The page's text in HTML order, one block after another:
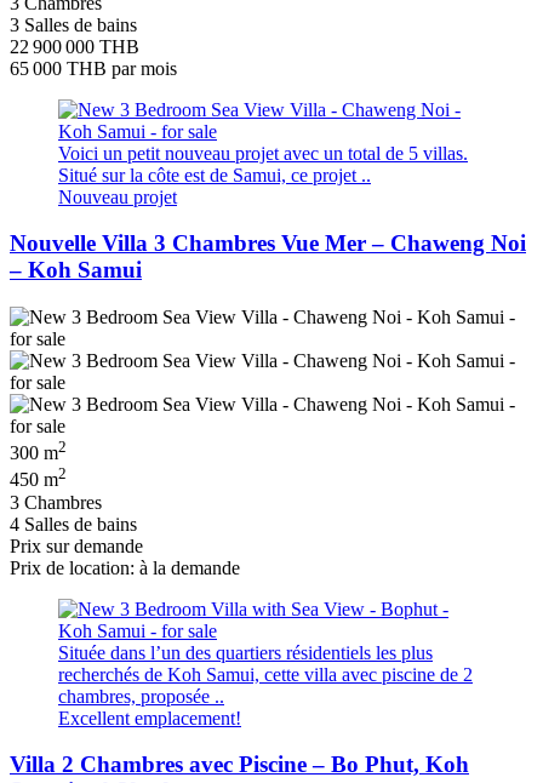
3 Salles de bains
22 900 000 THB
65 000 THB par mois
Voici un petit nouveau projet avec un total de 5 villas.
Situé sur la côte est de Samui, ce projet ..
Nouveau projet
Nouvelle Villa 3 Chambres Vue Mer – Chaweng Noi
– Koh Samui
300 m2
450 m2
3 Chambres
4 Salles de bains
Prix ​​sur demande
Prix de location: à la demande
Située dans l’un des quartiers résidentiels les plus
recherchés de Koh Samui, cette villa avec piscine de 2
chambres, proposée ..
Excellent emplacement!
Villa 2 Chambres avec Piscine – Bo Phut, Koh